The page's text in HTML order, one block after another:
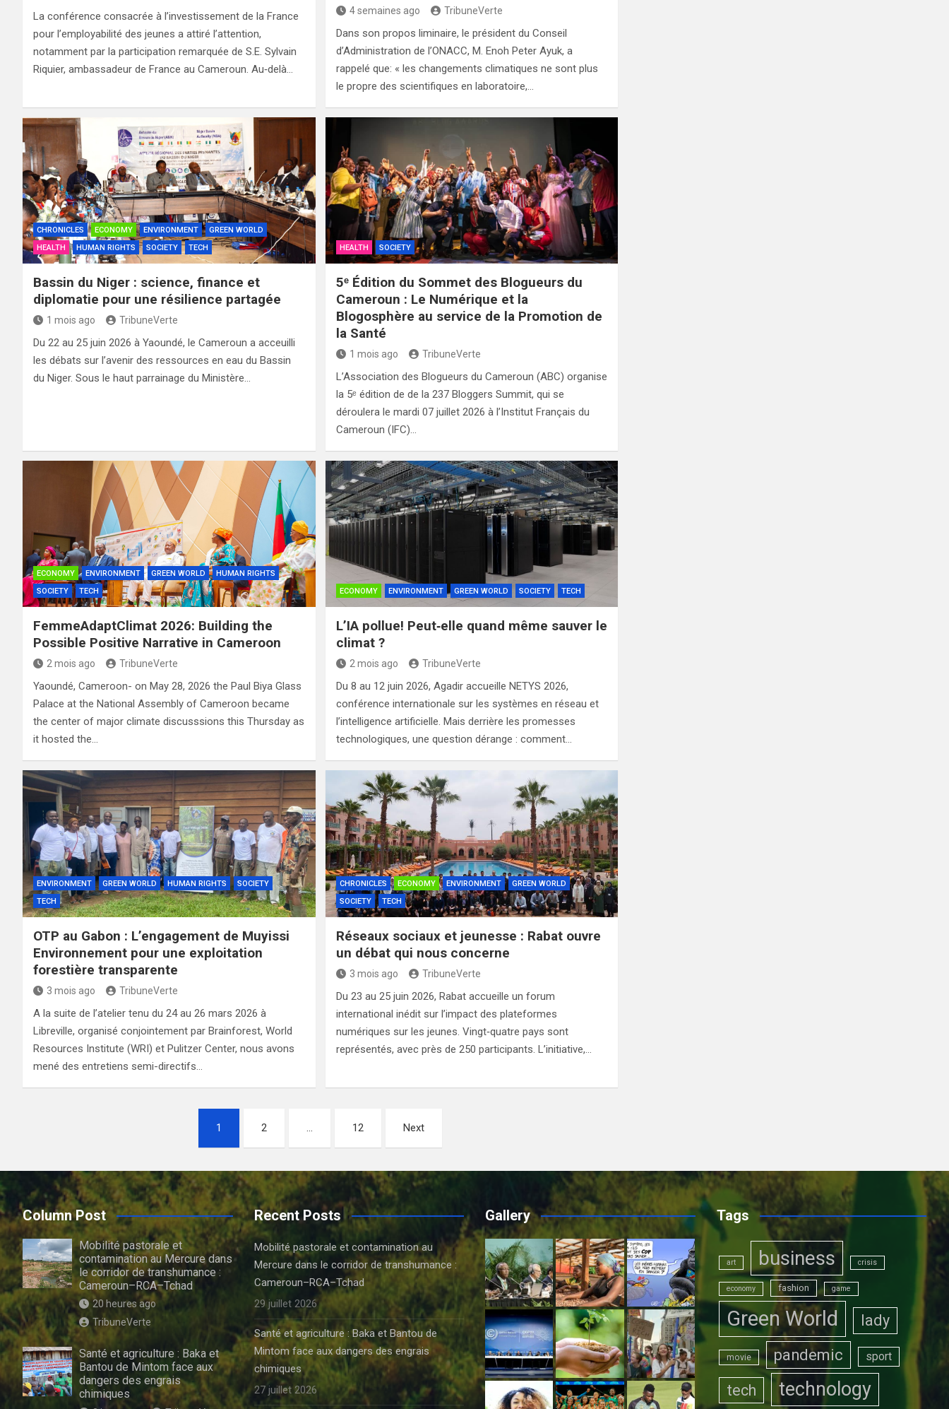
La conférence consacrée à l’investissement de la France
pour l’employabilité des jeunes a attiré l’attention,
notamment par la participation remarquée de S.E. Sylvain
Riquier, ambassadeur de France au Cameroun. Au‑delà…
4 semaines ago TribuneVerte
Dans son propos liminaire, le président du Conseil
d’Administration de l’ONACC, M. Enoh Peter Ayuk, a
rappelé que: « les changements climatiques ne sont plus
le propre des scientifiques en laboratoire,…
CHRONICLES ECONOMY ENVIRONMENT
GREEN WORLD
HEALTH
HUMAN RIGHTS SOCIETY TECH
Bassin du Niger : science, finance et
diplomatie pour une résilience partagée
1 mois ago TribuneVerte
Du 22 au 25 juin 2026 à Yaoundé, le Cameroun a acceuilli
les débats sur l’avenir des ressources en eau du Bassin
du Niger. Sous le haut parrainage du Ministère…
HEALTH SOCIETY
5ᵉ Édition du Sommet des Blogueurs du
Cameroun : Le Numérique et la
Blogosphère au service de la Promotion de
la Santé
1 mois ago TribuneVerte
L’Association des Blogueurs du Cameroun (ABC) organise
la 5ᵉ édition de de la 237 Bloggers Summit, qui se
déroulera le mardi 07 juillet 2026 à l’Institut Français du
Cameroun (IFC)…
ECONOMY ENVIRONMENT GREEN WORLD
HUMAN RIGHTS
SOCIETY
TECH
FemmeAdaptClimat 2026: Building the
Possible Positive Narrative in Cameroon
2 mois ago TribuneVerte
Yaoundé, Cameroon- on May 28, 2026 the Paul Biya Glass
Palace at the National Assembly of Cameroon became
the center of major climate discusssions this Thursday as
it hosted the…
ECONOMY ENVIRONMENT GREEN WORLD SOCIETY TECH
L’IA pollue! Peut‑elle quand même sauver le
climat ?
2 mois ago TribuneVerte
Du 8 au 12 juin 2026, Agadir accueille NETYS 2026,
conférence internationale sur les systèmes en réseau et
l’intelligence artificielle. Mais derrière les promesses
technologiques, une question dérange : comment…
ENVIRONMENT GREEN WORLD HUMAN RIGHTS
SOCIETY
TECH
OTP au Gabon : L’engagement de Muyissi
Environnement pour une exploitation
forestière transparente
3 mois ago TribuneVerte
A la suite de l’atelier tenu du 24 au 26 mars 2026 à
Libreville, organisé conjointement par Brainforest, World
Resources Institute (WRI) et Pulitzer Center, nous avons
mené des entretiens semi-directifs…
CHRONICLES ECONOMY ENVIRONMENT
GREEN WORLD
SOCIETY
TECH
Réseaux sociaux et jeunesse : Rabat ouvre
un débat qui nous concerne
3 mois ago TribuneVerte
Du 23 au 25 juin 2026, Rabat accueille un forum
international inédit sur l’impact des plateformes
numériques sur les jeunes. Vingt‑quatre pays sont
représentés, avec près de 250 participants. L’initiative,…
publications
1 2 … 12 Next
Column Post
Mobilité pastorale et
contamination au Mercure dans
le corridor de transhumance :
Cameroun–RCA–Tchad
20 heures ago
TribuneVerte
Santé et agriculture : Baka et
Bantou de Mintom face aux
dangers des engrais
chimiques
Recent Posts
Mobilité pastorale et contamination au
Mercure dans le corridor de transhumance :
Cameroun–RCA–Tchad
29 juillet 2026
Santé et agriculture : Baka et Bantou de
Mintom face aux dangers des engrais
chimiques
27 juillet 2026
Gallery Tags
art business crisis
economy fashion game
Green World lady
movie pandemic sport
tech technology